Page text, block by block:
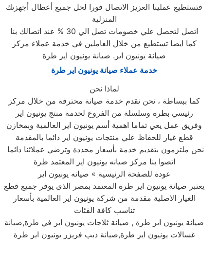
فتستطيع عملينا العزيز الاتصال فورا لحل جميع أعطال أجهزتك
المنزلية
اتصل لتحصل علي خصومات تصل الي 30 % عند اتصالك بنا
كما ايضا تستطيع من خلال العاملين في خدمة عملاء مركز
صيانة يونيون اير. صيانة يونيون اير طرة
خدمة عملاء صيانة يونيون اير طرة
لماذا نحن
كما ببساطة ، نحن نقدم خدمة صيانة محترفة من خلال مركز
رئيسي بطرة وسلسلة من الفروع لخدمة منتج يونيون اير
وفريق عمل يعي تماما اهمية أسم يونيون اير العالمية وبمخازن
قطع غيار للحفاظ علي منتجات يونيون اير دائما بالمقدمة
اتصوا بنا مركز صيانه يونيون اير المعتمد طرة
عودة للصفحة الرئيسية » صيانه يونيون اير
يعتبر صيانة يونيون اير طرة المعتمد بمصر الذى يوفر جميع قطع
الغيار الاصلية مقدمة من شركة يونيون اير العالمية بأسعار
تناسب كافة الفئات
صيانة يونيون اير طرة , صيانة ثلاجات يونيون اير في طرة,صيانة
غسالات يونيون اير طرة,صيانة ديب فريزر يونيون اير طرة